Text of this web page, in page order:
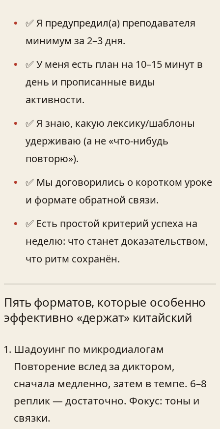
✅ Я предупредил(а) преподавателя
минимум за 2–3 дня.
✅ У меня есть план на 10–15 минут в
день и прописанные виды
активности.
✅ Я знаю, какую лексику/шаблоны
удерживаю (а не «что-нибудь
повторю»).
✅ Мы договорились о коротком уроке
и формате обратной связи.
✅ Есть простой критерий успеха на
неделю: что станет доказательством,
что ритм сохранён.
Пять форматов, которые особенно
эффективно «держат» китайский
Шадоуинг по микродиалогам
Повторение вслед за диктором,
сначала медленно, затем в темпе. 6–8
реплик — достаточно. Фокус: тоны и
связки.